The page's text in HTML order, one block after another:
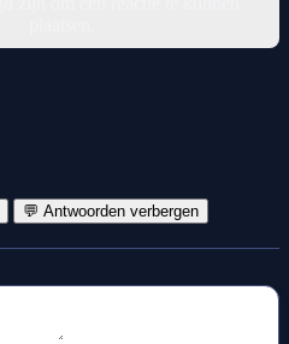
💬 Antwoorden verbergen